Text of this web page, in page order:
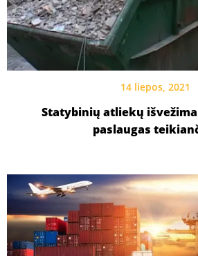
14 liepos, 2021
Statybinių atliekų
paslaugas